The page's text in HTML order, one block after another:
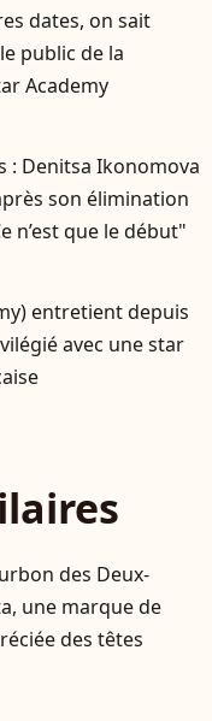
dates, on sait
public de la
Academy
: Denitsa Ikonomova
son élimination
n’est que le début"
entretient depuis
avec une star
des Deux-
une marque de
des têtes